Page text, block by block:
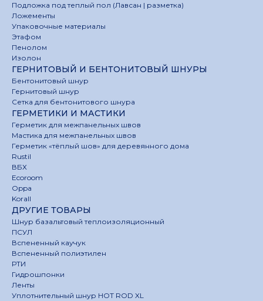
Подложка под теплый пол (Лавсан | разметка)
Ложементы
Упаковочные материалы
Этафом
Пенолом
Изолон
ГЕРНИТОВЫЙ И БЕНТОНИТОВЫЙ ШНУРЫ
Бентонитовый шнур
Гернитовый шнур
Сетка для бентонитового шнура
ГЕРМЕТИКИ И МАСТИКИ
Герметик для межпанельных швов
Мастика для межпанельных швов
Герметик «тёплый шов» для деревянного дома
Rustil
ВБХ
Ecoroom
Oppa
Korall
ДРУГИЕ ТОВАРЫ
Шнур базальтовый теплоизоляционный
ПСУЛ
Вспененный каучук
Вспененный полиэтилен
РТИ
Гидрошпонки
Ленты
Уплотнительный шнур HOT ROD XL